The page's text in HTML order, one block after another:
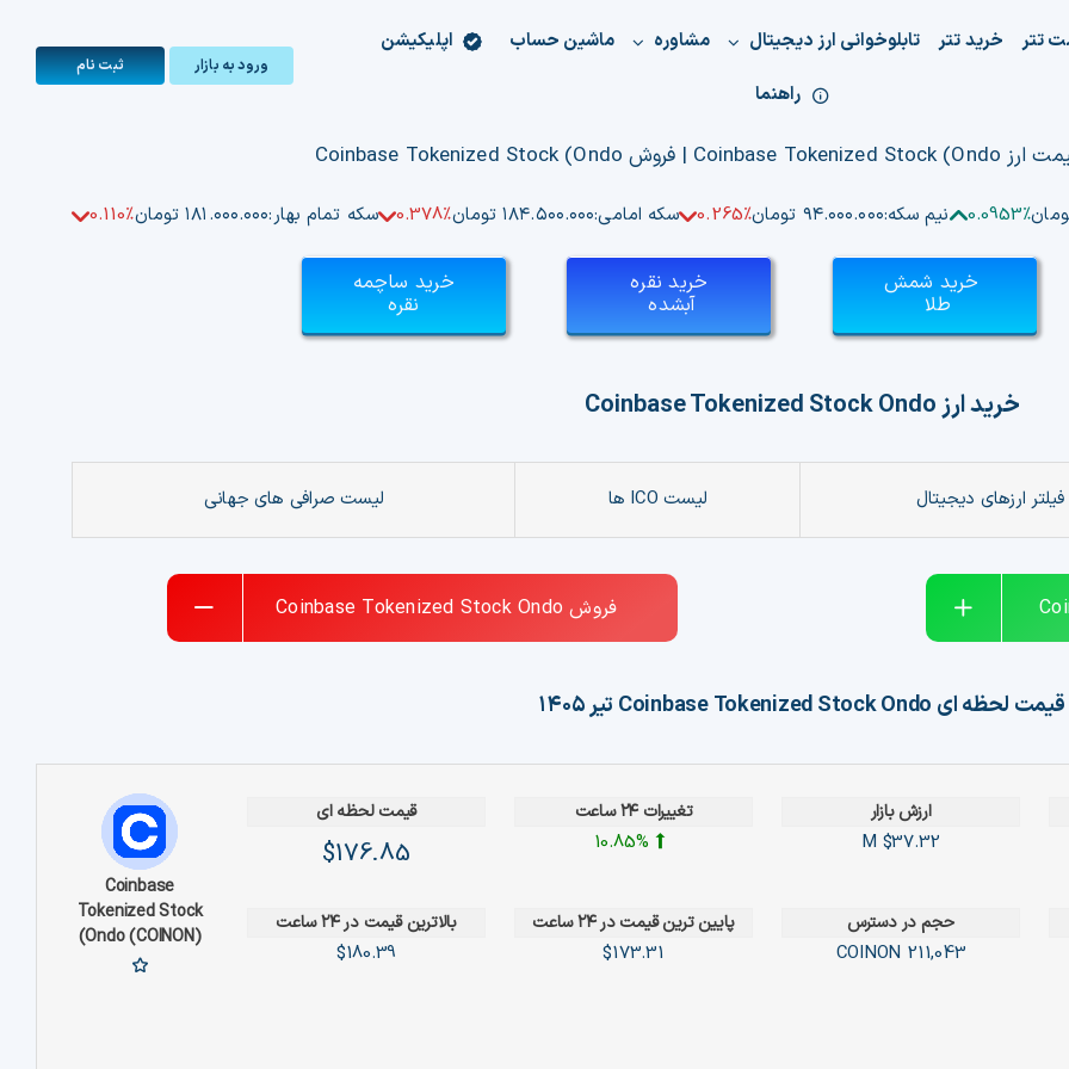
تتر خرید تتر تابلوخوانی ارز دیجیتال مشاوره ماشین حساب
اپلیکیشن
راهنما
ورود به بازار ثبت‌ نام
0.0953% نیم سکه:۹۴.۰۰۰.۰۰۰ تومان 0.265% سکه امامی:۱۸۴.۵۰۰.۰۰۰ تومان 0.378% سکه تمام بهار:۱۸۱.۰۰۰.۰۰۰ تومان 0.110%
خرید شمش
طلا
خرید نقره
آبشده
خرید ساچمه
نقره
خرید ارزCoinbase Tokenized Stock Ondo
فیلتر ارزهای دیجیتال لیست ICO ها لیست صرافی های جهانی
فروش Coinbase Tokenized Stock Ondo
قیمت لحظه ای Coinbase Tokenized Stock Ondo تیر ۱۴۰۵
Coinbase
Tokenized Stock
(Ondo (COINON)
قیمت لحظه ای
$176.85
تغییرات ۲۴ ساعت
10.85%
ارزش بازار
$37.32 M
بالاترین قیمت در ۲۴ ساعت
$180.39
پایین ترین قیمت در ۲۴ ساعت
$173.31
حجم در دسترس
211,043
COINON